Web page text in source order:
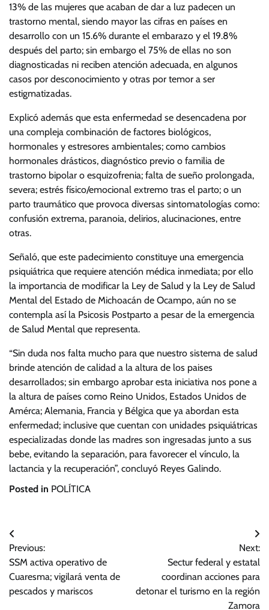
13% de las mujeres que acaban de dar a luz padecen un
trastorno mental, siendo mayor las cifras en países en
desarrollo con un 15.6% durante el embarazo y el 19.8%
después del parto; sin embargo el 75% de ellas no son
diagnosticadas ni reciben atención adecuada, en algunos
casos por desconocimiento y otras por temor a ser
estigmatizadas.
Explicó además que esta enfermedad se desencadena por
una compleja combinación de factores biológicos,
hormonales y estresores ambientales; como cambios
hormonales drásticos, diagnóstico previo o familia de
trastorno bipolar o esquizofrenia; falta de sueño prolongada,
severa; estrés físico/emocional extremo tras el parto; o un
parto traumático que provoca diversas sintomatologías como:
confusión extrema, paranoia, delirios, alucinaciones, entre
otras.
Señaló, que este padecimiento constituye una emergencia
psiquiátrica que requiere atención médica inmediata; por ello
la importancia de modificar la Ley de Salud y la Ley de Salud
Mental del Estado de Michoacán de Ocampo, aún no se
contempla así la Psicosis Postparto a pesar de la emergencia
de Salud Mental que representa.
“Sin duda nos falta mucho para que nuestro sistema de salud
brinde atención de calidad a la altura de los paises
desarrollados; sin embargo aprobar esta iniciativa nos pone a
la altura de países como Reino Unidos, Estados Unidos de
Amérca; Alemania, Francia y Bélgica que ya abordan esta
enfermedad; inclusive que cuentan con unidades psiquiátricas
especializadas donde las madres son ingresadas junto a sus
bebe, evitando la separación, para favorecer el vínculo, la
lactancia y la recuperación”, concluyó Reyes Galindo.
Posted in POLÍTICA
Navegación
de
entradas
Previous:
SSM activa operativo de
Cuaresma; vigilará venta de
pescados y mariscos
Next:
Sectur federal y estatal
coordinan acciones para
detonar el turismo en la región
Zamora